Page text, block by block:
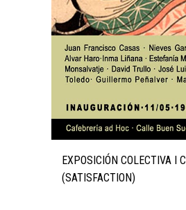
EXPOSICIÓN COLECTIVA I
(SATISFACTION)